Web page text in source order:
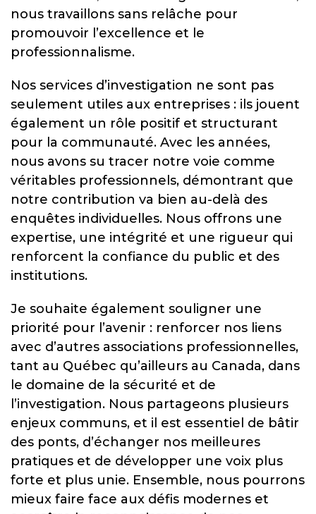
nous travaillons sans relâche pour
promouvoir l’excellence et le
professionnalisme.
Nos services d’investigation ne sont pas
seulement utiles aux entreprises : ils jouent
également un rôle positif et structurant
pour la communauté. Avec les années,
nous avons su tracer notre voie comme
véritables professionnels, démontrant que
notre contribution va bien au-delà des
enquêtes individuelles. Nous offrons une
expertise, une intégrité et une rigueur qui
renforcent la confiance du public et des
institutions.
Je souhaite également souligner une
priorité pour l’avenir : renforcer nos liens
avec d’autres associations professionnelles,
tant au Québec qu’ailleurs au Canada, dans
le domaine de la sécurité et de
l’investigation. Nous partageons plusieurs
enjeux communs, et il est essentiel de bâtir
des ponts, d’échanger nos meilleures
pratiques et de développer une voix plus
forte et plus unie. Ensemble, nous pourrons
mieux faire face aux défis modernes et